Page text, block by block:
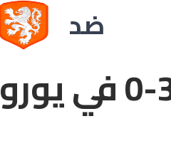
ضد
⚽️ ملخص وأهداف: هولندا تهزم ويلز 3-0 في يورو